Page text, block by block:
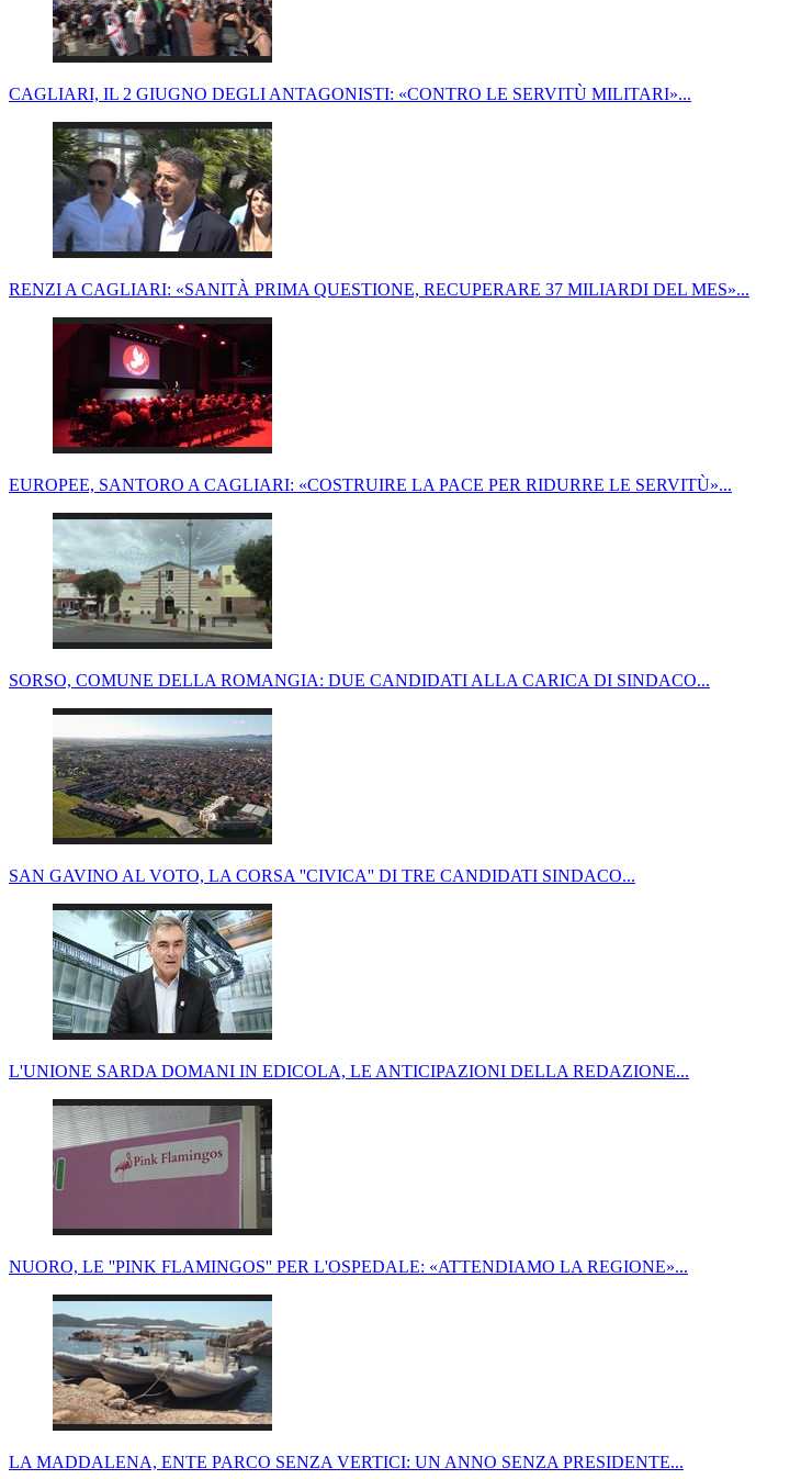
CAGLIARI, IL 2 GIUGNO DEGLI ANTAGONISTI: «CONTRO LE SERVITÙ MILITARI»...
RENZI A CAGLIARI: «SANITÀ PRIMA QUESTIONE, RECUPERARE 37 MILIARDI DEL MES»...
EUROPEE, SANTORO A CAGLIARI: «COSTRUIRE LA PACE PER RIDURRE LE SERVITÙ»...
SORSO, COMUNE DELLA ROMANGIA: DUE CANDIDATI ALLA CARICA DI SINDACO...
SAN GAVINO AL VOTO, LA CORSA ''CIVICA'' DI TRE CANDIDATI SINDACO...
L'UNIONE SARDA DOMANI IN EDICOLA, LE ANTICIPAZIONI DELLA REDAZIONE...
NUORO, LE ''PINK FLAMINGOS'' PER L'OSPEDALE: «ATTENDIAMO LA REGIONE»...
LA MADDALENA, ENTE PARCO SENZA VERTICI: UN ANNO SENZA PRESIDENTE...